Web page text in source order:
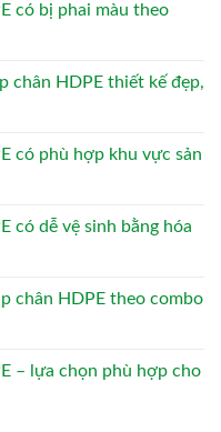
có bị phai màu theo
chân HDPE thiết kế đẹp,
có phù hợp khu vực sản
có dễ vệ sinh bằng hóa
chân HDPE theo combo
– lựa chọn phù hợp cho